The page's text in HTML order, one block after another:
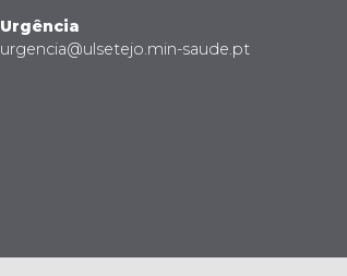
Urgência
urgencia@ulsetejo.min-saude.pt